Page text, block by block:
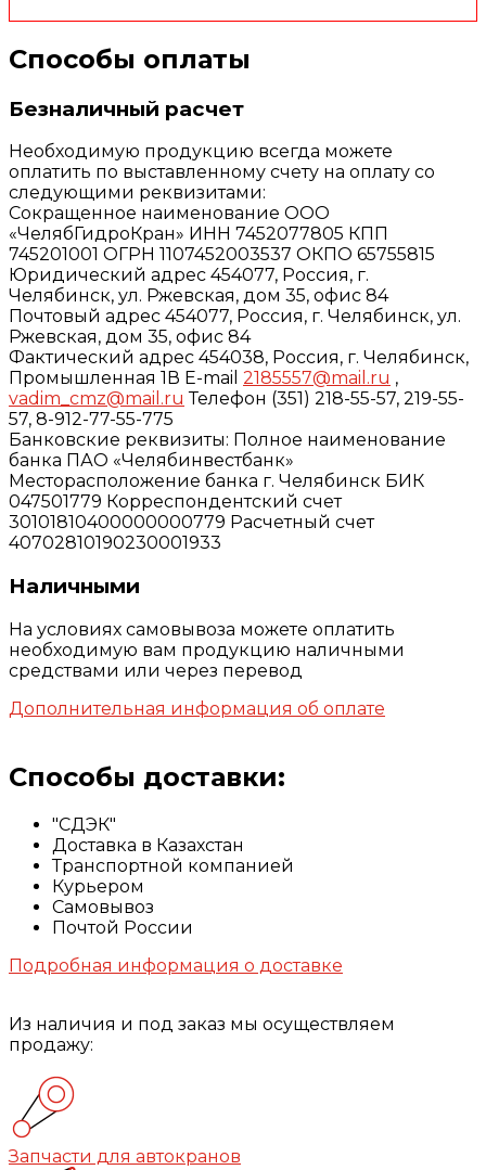
Способы оплаты
Безналичный расчет
Необходимую продукцию всегда можете
оплатить по выставленному счету на оплату со
следующими реквизитами:
Сокращенное наименование ООО
«ЧелябГидроКран» ИНН 7452077805 КПП
745201001 ОГРН 1107452003537 ОКПО 65755815
Юридический адрес 454077, Россия, г.
Челябинск, ул. Ржевская, дом 35, офис 84
Почтовый адрес 454077, Россия, г. Челябинск, ул.
Ржевская, дом 35, офис 84
Фактический адрес 454038, Россия, г. Челябинск,
Промышленная 1В E-mail 2185557@mail.ru ,
vadim_cmz@mail.ru Телефон (351) 218-55-57, 219-55-
57, 8-912-77-55-775
Банковские реквизиты: Полное наименование
банка ПАО «Челябинвестбанк»
Месторасположение банка г. Челябинск БИК
047501779 Корреспондентский счет
30101810400000000779 Расчетный счет
40702810190230001933
Наличными
На условиях самовывоза можете оплатить
необходимую вам продукцию наличными
средствами или через перевод
Дополнительная информация об оплате
Способы доставки:
"СДЭК"
Доставка в Казахстан
Транспортной компанией
Курьером
Самовывоз
Почтой России
Подробная информация о доставке
Из наличия и под заказ мы осуществляем
продажу:
Запчасти для автокранов